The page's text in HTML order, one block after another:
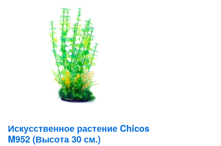
Искусственное растение Chicos
M952 (Высота 30 см.)